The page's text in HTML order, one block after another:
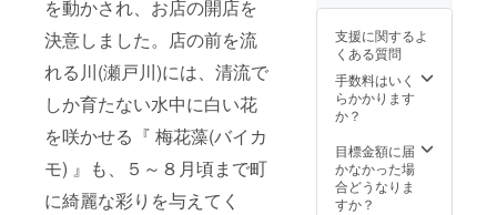
を動かされ、お店の開店を
決意しました。店の前を流
れる川(瀬戸川)には、清流で
しか育たない水中に白い花
を咲かせる『 梅花藻(バイカ
モ) 』も、５～８月頃まで町
に綺麗な彩りを与えてく
付させ
だきま
す。 ※
アンコ
ロマン
下旬頃
より店
頭販売
のhotori
オリジ
ナルブ
レンド
珈琲豆
を浅＆
１袋ず
つ 』、
『もち
がせ週
川の
瀬 革
のコー
スター
』をペ
アで 、
内にて
珈琲豆
を焙煎
してお
シャル
名様
分』、
川の
hotori用
瀬で
ただけ
の為に
特別な
宴夕食
支援に関するよ
くある質問
手数料はいく
らかかります
か？
目標金額に届
かなかった場
合どうなりま
すか？